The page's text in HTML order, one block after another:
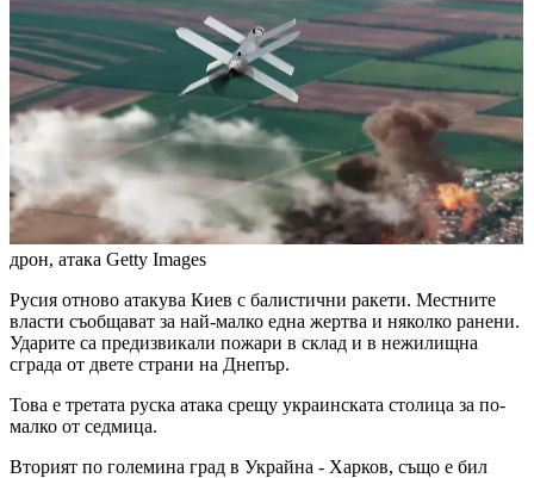
дрон, атака Getty Images
Русия отново атакува Киев с балистични ракети. Местните
власти съобщават за най-малко една жертва и няколко ранени.
Ударите са предизвикали пожари в склад и в нежилищна
сграда от двете страни на Днепър.
Това е третата руска атака срещу украинската столица за по-
малко от седмица.
Вторият по големина град в Украйна - Харков, също е бил